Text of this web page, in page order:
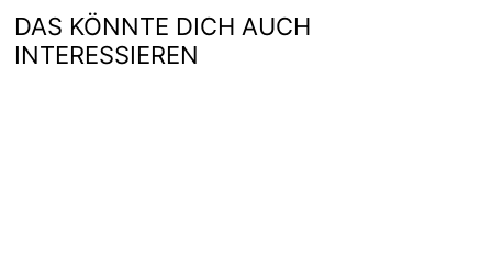
DAS KÖNNTE DICH AUCH
INTERESSIEREN